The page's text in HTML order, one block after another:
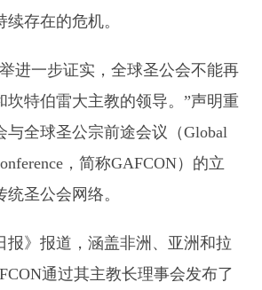
存在的危机。
进一步证实，全球圣公会不能再
坎特伯雷大主教的领导。”声明重
与全球圣公宗前途会议（Global
，简称GAFCON）的立
圣公会网络。
报》报道，涵盖非洲、亚洲和拉
通过其主教长理事会发布了